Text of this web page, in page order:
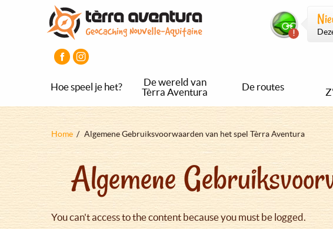
Hoe speel je het?
De wereld van
Tèrra Aventura
De routes
Kruimelpad
Home Algemene Gebruiksvoorwaarden van het spel Tèrra Aventura
Algemene
You can't access to the content because you must be logged.